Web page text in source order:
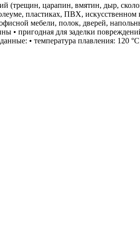
(трещин, царапин, вмятин, дыр,
пластиках, ПВХ,
мебели, полок, дверей,
• пригодная для заделки
• температура плавления: 120